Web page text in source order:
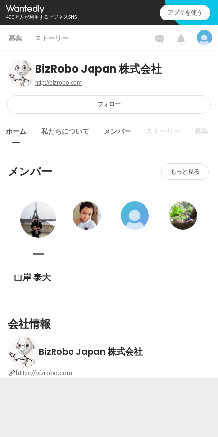
400万人が利用するビジネスSNS アプリを使う
募集 ストーリー
BizRobo Japan 株式会社
http://bizrobo.com
フォロー
ホーム 私たちについて メンバー ストーリー 募集
メンバー もっと見る
山岸 泰大
会社情報
BizRobo Japan 株式会社
http://bizrobo.com